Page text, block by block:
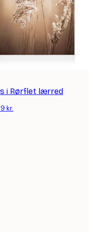
i Rørflet lærred
kr.